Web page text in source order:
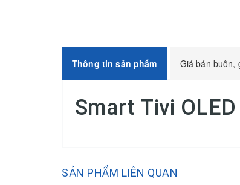
Thông tin sản phẩm Giá bán buôn,
Smart Tivi
SẢN PHẨM LIÊN QUAN